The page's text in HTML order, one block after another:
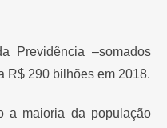
Previdência –somados
R$ 290 bilhões em 2018.
a maioria da população